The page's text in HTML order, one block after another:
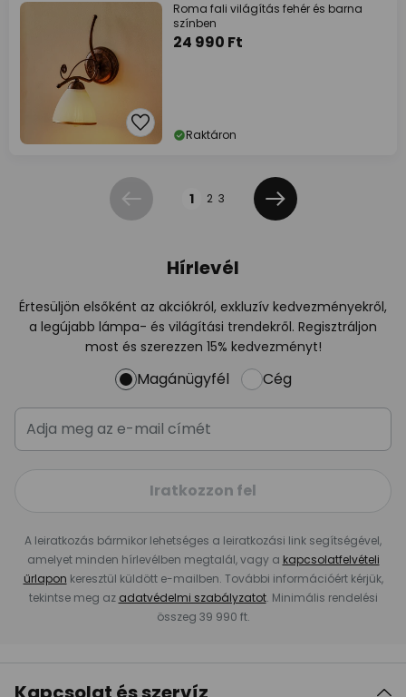
Roma fali világítás fehér és barna
színben
24 990 Ft
Raktáron
Előző 1 2 3
Következő
Hírlevél
Értesüljön elsőként az akciókról, exkluzív kedvezményekről,
a legújabb lámpa- és világítási trendekről. Regisztráljon
most és szerezzen 15% kedvezményt!
Magánügyfél Cég
Iratkozzon fel
A leiratkozás bármikor lehetséges a leiratkozási link segítségével,
amelyet minden hírlevélben megtalál, vagy a kapcsolatfelvételi
űrlapon keresztül küldött e-mailben. További információért kérjük,
tekintse meg az adatvédelmi szabályzatot. Minimális rendelési
összeg 39 990 ft.